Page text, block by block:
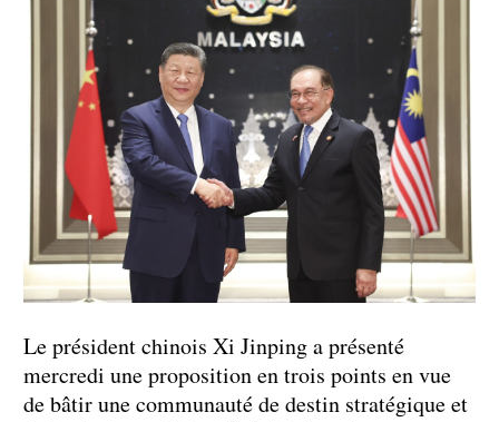
Le président chinois Xi Jinping a présenté
mercredi une proposition en trois points en vue
de bâtir une communauté de destin stratégique et